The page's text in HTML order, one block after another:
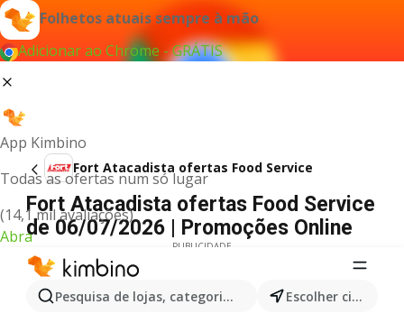
Folhetos atuais sempre à mão
Adicionar ao Chrome - GRÁTIS
App Kimbino
Todas as ofertas num só lugar
(14,1 mil avaliações)
Abra
Pesquisa de lojas, categorias,produtos... Escolher cidade
Fort Atacadista ofertas Food Service
Fort Atacadista ofertas Food Service
de 06/07/2026 | Promoções Online
PUBLICIDADE